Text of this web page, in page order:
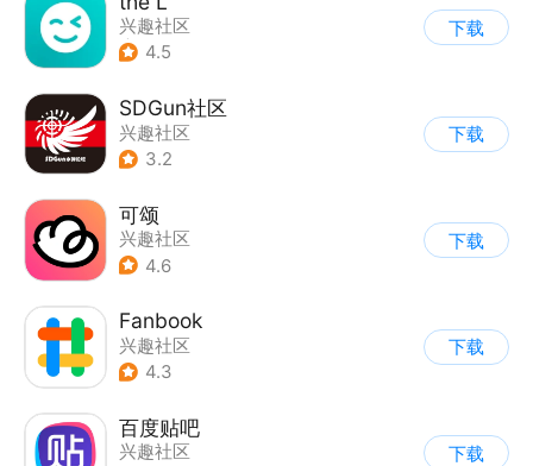
兴趣社区
| 真人娱乐直播
4.5
下载
SDGun社区
兴趣社区
3.2
下载
可颂
兴趣社区
4.6
下载
Fanbook
兴趣社区
4.3
下载
百度贴吧
兴趣社区
下载